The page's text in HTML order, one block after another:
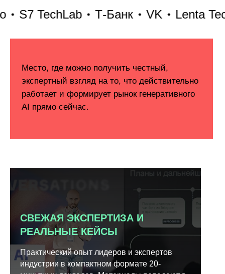
TechLab Т-Банк VK Lenta Tech
СВЕЖАЯ ЭКСПЕРТИЗА И
РЕАЛЬНЫЕ КЕЙСЫ
Практический опыт лидеров и экспертов
индустрии в компактном формате 20-